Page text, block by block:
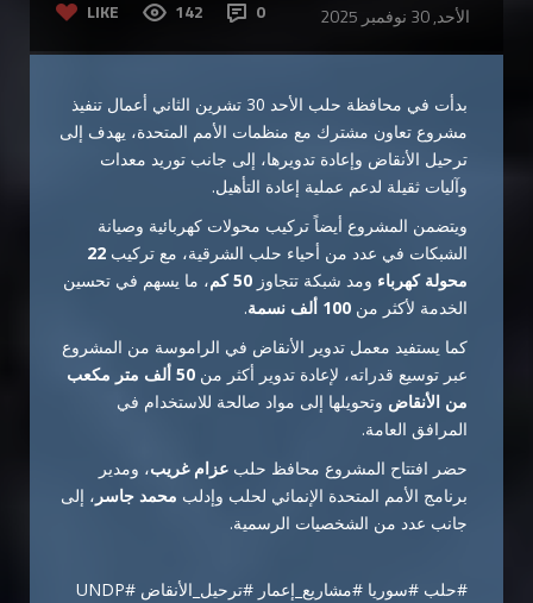
LIKE 142 0 الأحد, 30 نوفمبر 2025
بدأت في محافظة حلب الأحد 30 تشرين الثاني أعمال تنفيذ
مشروع تعاون مشترك مع منظمات الأمم المتحدة، يهدف إلى
ترحيل الأنقاض وإعادة تدويرها، إلى جانب توريد معدات
وآليات ثقيلة لدعم عملية إعادة التأهيل.
ويتضمن المشروع أيضاً تركيب محولات كهربائية وصيانة
الشبكات في عدد من أحياء حلب الشرقية، مع تركيب 22
محولة كهرباء ومد شبكة تتجاوز 50 كم
، ما يسهم في تحسين
الخدمة لأكثر من 100 ألف نسمة
.
كما يستفيد معمل تدوير الأنقاض في الراموسة من المشروع
عبر توسيع قدراته، لإعادة تدوير أكثر من
50 ألف متر مكعب
من الأنقاض وتحويلها إلى مواد صالحة للاستخدام في
المرافق العامة.
حضر افتتاح المشروع محافظ حلب عزام غريب، ومدير
برنامج الأمم المتحدة الإنمائي لحلب وإدلب محمد جاسر ، إلى
جانب عدد من الشخصيات الرسمية.
#حلب #سوريا #مشاريع_إعمار #ترحيل_الأنقاض #UNDP